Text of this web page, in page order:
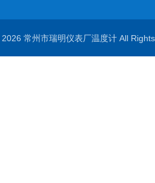
2026 常州市瑞明仪表厂温度计 All